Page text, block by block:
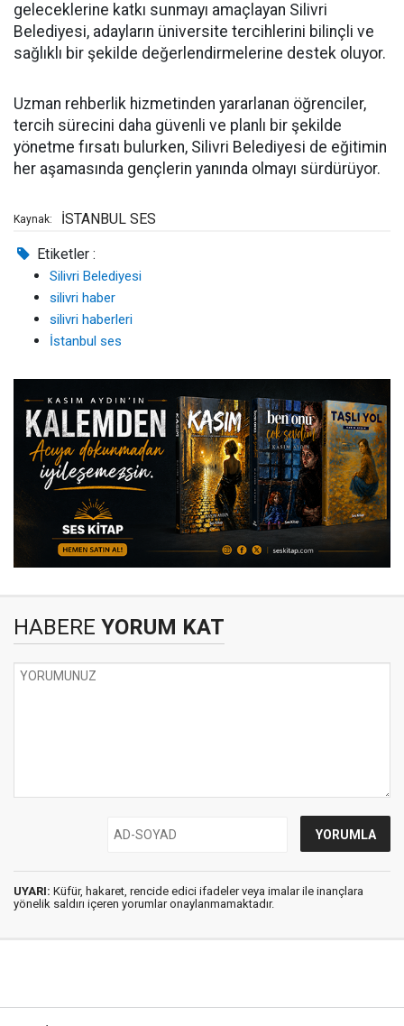
geleceklerine katkı sunmayı amaçlayan Silivri
Belediyesi, adayların üniversite tercihlerini bilinçli ve
sağlıklı bir şekilde değerlendirmelerine destek oluyor.
Uzman rehberlik hizmetinden yararlanan öğrenciler,
tercih sürecini daha güvenli ve planlı bir şekilde
yönetme fırsatı bulurken, Silivri Belediyesi de eğitimin
her aşamasında gençlerin yanında olmayı sürdürüyor.
Kaynak: İSTANBUL SES
Etiketler :
Silivri Belediyesi
silivri haber
silivri haberleri
İstanbul ses
HABERE YORUM KAT
UYARI: Küfür, hakaret, rencide edici ifadeler veya imalar ile inançlara
yönelik saldırı içeren yorumlar onaylanmamaktadır.